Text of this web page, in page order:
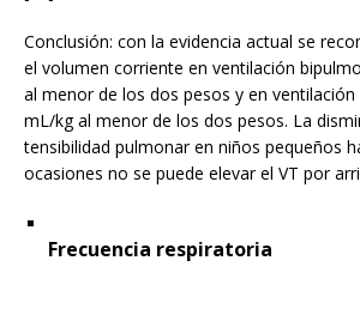
Conclusión: con la evidencia actual se
el volumen corriente en ventilación
al menor de los dos pesos y en
mL/kg al menor de los dos pesos. La
tensibilidad pulmonar en niños pequeños
ocasiones no se puede elevar el VT por
Frecuencia respiratoria